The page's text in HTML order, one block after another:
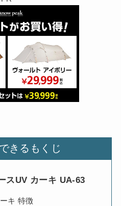
きるもくじ
スUV カーキ UA-63
キ 特徴